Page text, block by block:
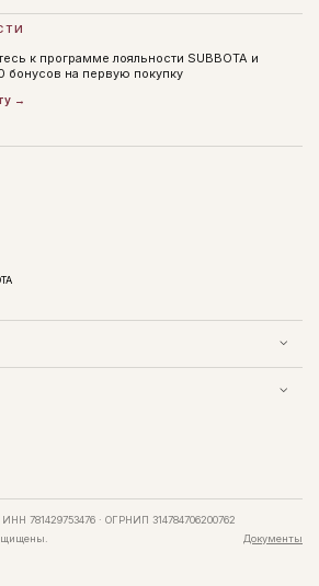
к программе лояльности SUBBOTA и
бонусов на первую покупку
→
781429753476 · ОГРНИП 314784706200762
Документы